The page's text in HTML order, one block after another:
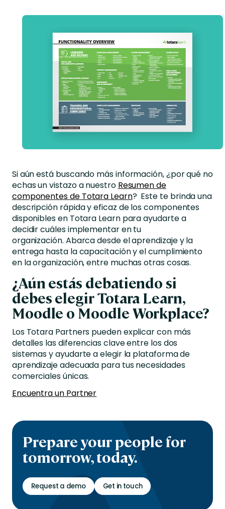
Si aún está buscando más información, ¿por qué no
echas un vistazo a nuestro Resumen de
componentes de Totara Learn? Este te brinda una
descripción rápida y eficaz de los componentes
disponibles en Totara Learn para ayudarte a
decidir cuáles implementar en tu
organización. Abarca desde el aprendizaje y la
entrega hasta la capacitación y el cumplimiento
en la organización, entre muchas otras cosas.
¿Aún estás debatiendo si
debes elegir Totara Learn,
Moodle o Moodle Workplace?
Los Totara Partners pueden explicar con más
detalles las diferencias clave entre los dos
sistemas y ayudarte a elegir la plataforma de
aprendizaje adecuada para tus necesidades
comerciales únicas.
Encuentra un Partner
Prepare your people for
tomorrow, today.
Request a demo Get in touch